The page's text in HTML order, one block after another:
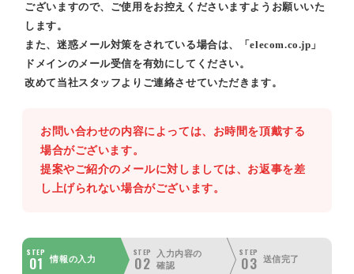
ございますので、ご使用をお控えくださいますようお願いいた
します。
また、迷惑メール対策をされている場合は、「elecom.co.jp」
ドメインのメール受信を有効にしてください。
改めて当社スタッフよりご連絡させていただきます。
お問い合わせの内容によっては、お時間を頂戴する
場合がございます。
提案やご紹介のメールに対しましては、お返事を差
し上げられない場合がございます。
STEP
01 情報の入力
STEP
02
入力内容の
確認
STEP
03 送信完了